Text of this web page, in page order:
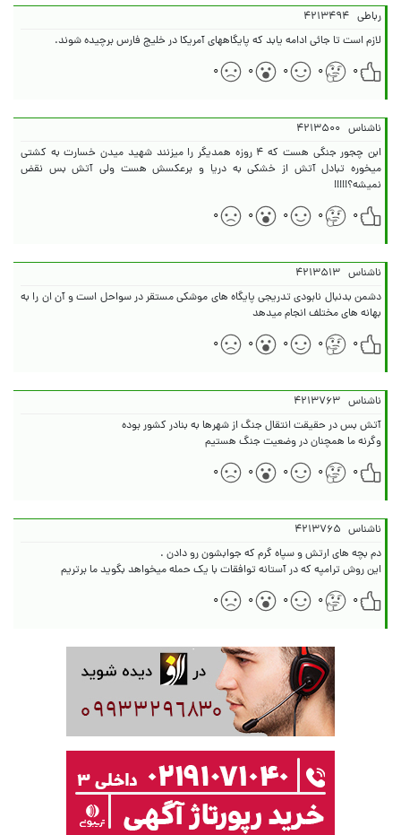
رباطی ۴۲۱۳۴۹۴
لازم است تا جائی ادامه یابد که پایگاههای آمریکا در خلیج فارس برچیده شوند.
۰
۰ ۰ ۰ ۰
ناشناس ۴۲۱۳۵۰۰
ابن چجور جنگی هست که ۴ روزه همدیگر را میزنند شهید میدن خسارت به کشتی
میخوره تبادل آتش از خشکی به دریا و برعکسش هست ولی آتش بس نقض
نمیشه؟!!!!!
۰
۰ ۰ ۰ ۰
ناشناس ۴۲۱۳۵۱۳
دشمن بدنبال نابودی تدریجی پایگاه های موشکی مستقر در سواحل است و آن ان را به
بهانه های مختلف انجام میدهد
۰
۰ ۰ ۰ ۰
ناشناس ۴۲۱۳۷۶۳
وگرنه ما همچنان در وضعیت جنگ هستیم
۰
۰ ۰ ۰ ۰
ناشناس ۴۲۱۳۷۶۵
این روش ترامپه که در آستانه توافقات با یک حمله میخواهد بگوید ما برتریم
۰
۰ ۰ ۰ ۰